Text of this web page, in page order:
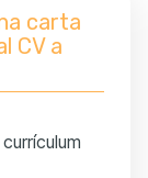
carta
CV a